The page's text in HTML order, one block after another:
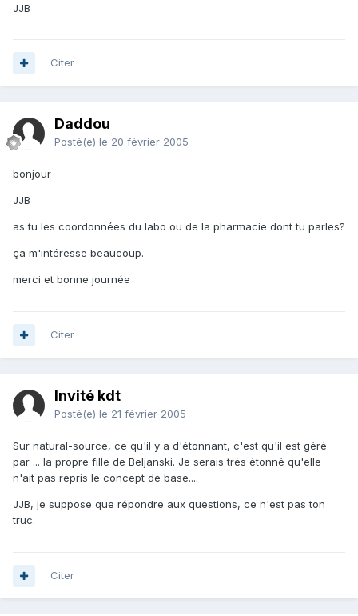
JJB
Citer
Daddou
Posté(e) le 20 février 2005
bonjour
JJB
as tu les coordonnées du labo ou de la pharmacie dont tu parles?
ça m'intéresse beaucoup.
merci et bonne journée
Citer
Invité kdt
Posté(e) le 21 février 2005
Sur natural-source, ce qu'il y a d'étonnant, c'est qu'il est géré
par ... la propre fille de Beljanski. Je serais très étonné qu'elle
n'ait pas repris le concept de base....
JJB, je suppose que répondre aux questions, ce n'est pas ton
truc.
Citer